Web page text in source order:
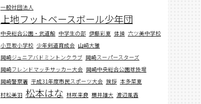
一般社団法人
上地フットベースボール少年団
中央総合公園・武道館 中学生の部 伊藤彩夏 体操 六ツ美中学校
小豆坂小学校 少年剣道育成会 山﨑大雅
岡崎ジュニアバドミントンクラブ 岡崎スーパースターズ
岡崎フレンドマッチサッカー大会 岡崎中央総合公園球技場
岡崎警察署 平成31年度市民スポーツ大会 挨拶 本多菜夏
村松美羽 松本はな 林咲来良 横井雄大 渡辺風香